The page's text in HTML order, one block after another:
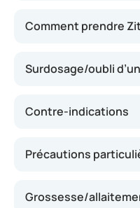
Comment prendre
Surdosage/oubli
Contre-indications
Précautions
Grossesse/